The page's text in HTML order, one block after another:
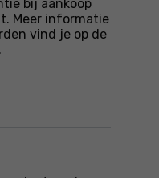
bij aankoop
Meer informatie
vind je op de